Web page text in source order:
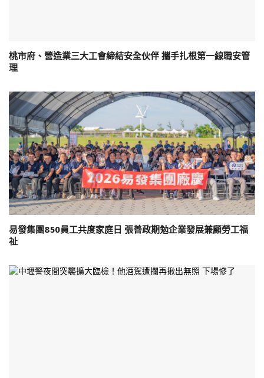
桃市府、營造業三大工會締結安全伙伴 攜手扎根第一線職安管
理
易發集團850員工共度家庭日 張善政期勉企業發展兼顧勞工福
祉